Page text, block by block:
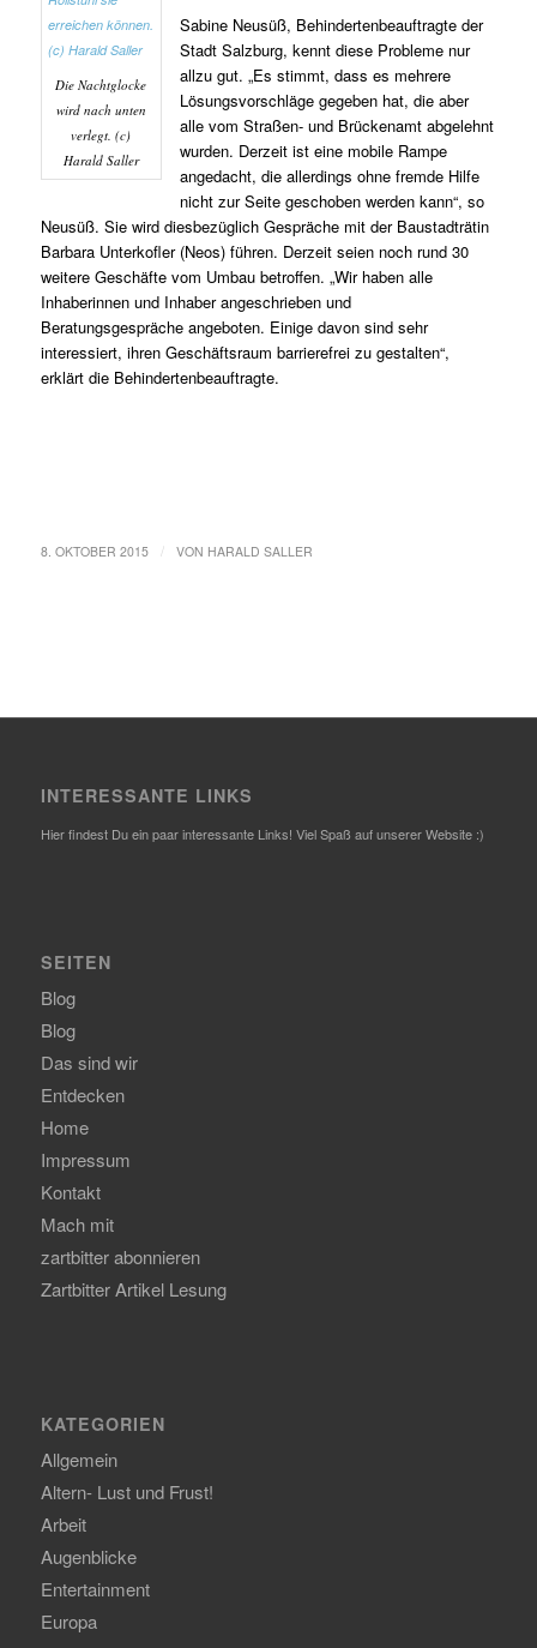
Die Nachtglocke
wird nach unten
verlegt. (c)
Harald Saller
Sabine Neusüß, Behindertenbeauftragte der
Stadt Salzburg, kennt diese Probleme nur
allzu gut. „Es stimmt, dass es mehrere
Lösungsvorschläge gegeben hat, die aber
alle vom Straßen- und Brückenamt abgelehnt
wurden. Derzeit ist eine mobile Rampe
angedacht, die allerdings ohne fremde Hilfe
nicht zur Seite geschoben werden kann“, so
Neusüß. Sie wird diesbezüglich Gespräche mit der Baustadträtin
Barbara Unterkofler (Neos) führen. Derzeit seien noch rund 30
weitere Geschäfte vom Umbau betroffen. „Wir haben alle
Inhaberinnen und Inhaber angeschrieben und
Beratungsgespräche angeboten. Einige davon sind sehr
interessiert, ihren Geschäftsraum barrierefrei zu gestalten“,
erklärt die Behindertenbeauftragte.
8. OKTOBER 2015 VON HARALD SALLER
INTERESSANTE LINKS
Hier findest Du ein paar interessante Links! Viel Spaß auf unserer Website :)
SEITEN
Blog
Blog
Das sind wir
Entdecken
Home
Impressum
Kontakt
Mach mit
zartbitter abonnieren
Zartbitter Artikel Lesung
KATEGORIEN
Allgemein
Altern- Lust und Frust!
Arbeit
Augenblicke
Entertainment
Europa